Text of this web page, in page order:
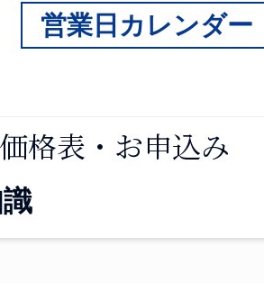
営業日カレンダー
価格表・お申込み